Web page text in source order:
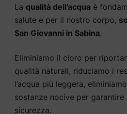
La qualità dell’acqua è
salute e per il nostro corpo,
San Giovanni in Sabina.
Eliminiamo il cloro per
qualità naturali, riduciamo i
l’acqua più leggera,
sostanze nocive per garantire
sicurezza.